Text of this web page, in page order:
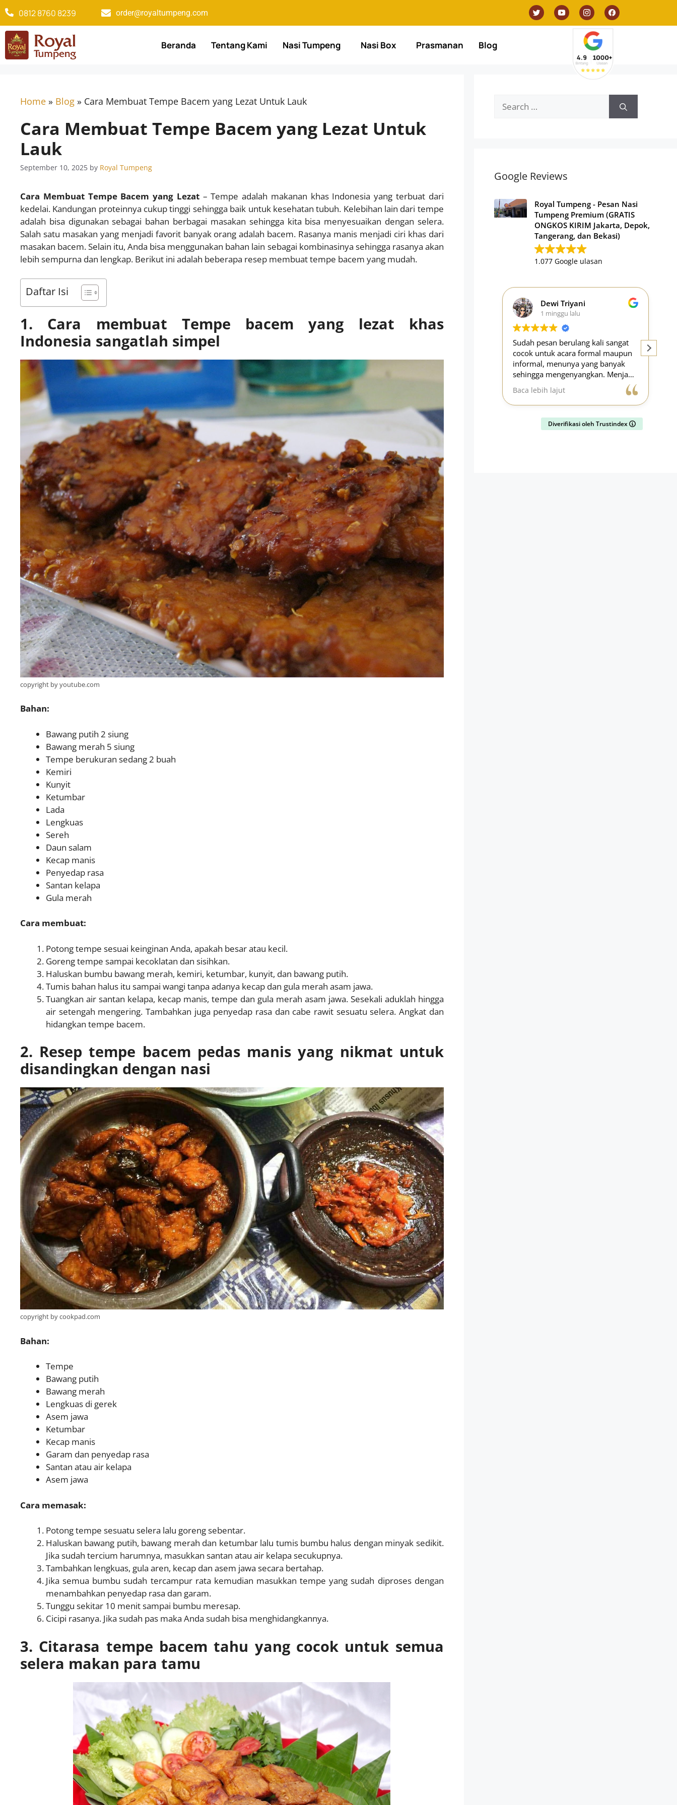
0812 8760 8239​ order@royaltumpeng.com​
Beranda Tentang Kami Nasi Tumpeng Nasi Box Prasmanan Blog
Home » Blog » Cara Membuat Tempe Bacem yang Lezat Untuk Lauk
Cara Membuat Tempe Bacem yang Lezat Untuk
Lauk
September 10, 2025 by Royal Tumpeng
Cara Membuat Tempe Bacem yang Lezat– Tempe adalah makanan khas Indonesia yang terbuat dari
kedelai. Kandungan proteinnya cukup tinggi sehingga baik untuk kesehatan tubuh. Kelebihan lain dari tempe
adalah bisa digunakan sebagai bahan berbagai masakan sehingga kita bisa menyesuaikan dengan selera.
Salah satu masakan yang menjadi favorit banyak orang adalah bacem. Rasanya manis menjadi ciri khas dari
masakan bacem. Selain itu, Anda bisa menggunakan bahan lain sebagai kombinasinya sehingga rasanya akan
lebih sempurna dan lengkap. Berikut ini adalah beberapa resep membuat tempe bacem yang mudah.
Daftar Isi
1. Cara membuat Tempe bacem yang lezat khas
Indonesia sangatlah simpel
copyright by youtube.com
Bahan:
Bawang putih 2 siung
Bawang merah 5 siung
Tempe berukuran sedang 2 buah
Kemiri
Kunyit
Ketumbar
Lada
Lengkuas
Sereh
Daun salam
Kecap manis
Penyedap rasa
Santan kelapa
Gula merah
Cara membuat:
Potong tempe sesuai keinginan Anda, apakah besar atau kecil.
Goreng tempe sampai kecoklatan dan sisihkan.
Haluskan bumbu bawang merah, kemiri, ketumbar, kunyit, dan bawang putih.
Tumis bahan halus itu sampai wangi tanpa adanya kecap dan gula merah asam jawa.
Tuangkan air santan kelapa, kecap manis, tempe dan gula merah asam jawa. Sesekali aduklah hingga
air setengah mengering. Tambahkan juga penyedap rasa dan cabe rawit sesuatu selera. Angkat dan
hidangkan tempe bacem.
2. Resep tempe bacem pedas manis yang nikmat untuk
disandingkan dengan nasi
copyright by cookpad.com
Bahan:
Tempe
Bawang putih
Bawang merah
Lengkuas di gerek
Asem jawa
Ketumbar
Kecap manis
Garam dan penyedap rasa
Santan atau air kelapa
Asem jawa
Cara memasak:
Potong tempe sesuatu selera lalu goreng sebentar.
Haluskan bawang putih, bawang merah dan ketumbar lalu tumis bumbu halus dengan minyak sedikit.
Jika sudah tercium harumnya, masukkan santan atau air kelapa secukupnya.
Tambahkan lengkuas, gula aren, kecap dan asem jawa secara bertahap.
Jika semua bumbu sudah tercampur rata kemudian masukkan tempe yang sudah diproses dengan
menambahkan penyedap rasa dan garam.
Tunggu sekitar 10 menit sampai bumbu meresap.
Cicipi rasanya. Jika sudah pas maka Anda sudah bisa menghidangkannya.
3. Citarasa tempe bacem tahu yang cocok untuk semua
selera makan para tamu
Google Reviews
Royal Tumpeng - Pesan Nasi
Tumpeng Premium (GRATIS
ONGKOS KIRIM Jakarta, Depok,
Tangerang, dan Bekasi)
1.077 Google ulasan
Sudah pesan berulang kali sangat
cocok untuk acara formal maupun
informal, menunya yang banyak
sehingga mengenyangkan. Menjadi
Elida Chaerunissa
Cari-cari Catering yg bisa bikin
tumpeng untuk acara ulang tahun
anak kantor, cari-cari di IG
Royal Tumpeng ini, alhamdulillah
ga mengecewakan, tumpengnya
enak..kue tampahnya juga enak,
semua-muanya enak sekali,
pengirimannya juga sangat on
bahkan lebih cepat..mantap
Baca lebih lajut
Diverifikasi oleh Trustindex
←